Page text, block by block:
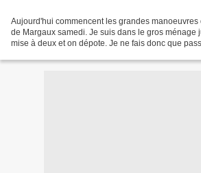
Aujourd'hui commencent les grandes
de Margaux samedi. Je suis dans le gros ménage
mise à deux et on dépote. Je ne fais donc que